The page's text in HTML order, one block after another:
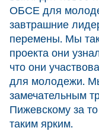
ОБСЕ для
завтрашние
перемены. Мы
проекта они
что они
для молодежи.
замечательным
Пижевскому за
таким ярким.